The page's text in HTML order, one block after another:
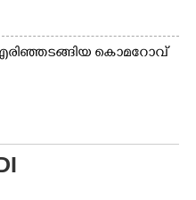
കൊ​മ​റോ​വ്